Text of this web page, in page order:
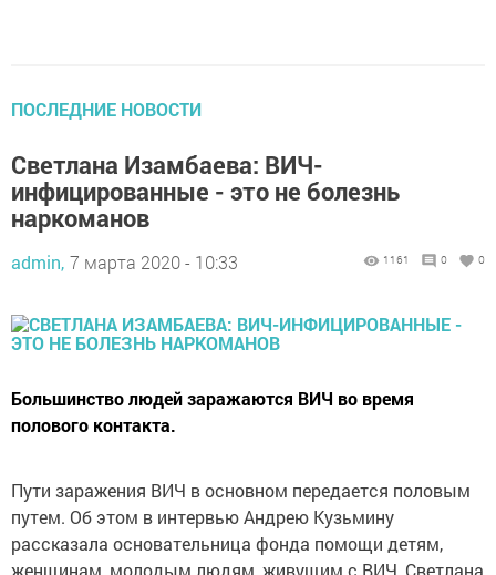
ПОСЛЕДНИЕ НОВОСТИ
Светлана Изамбаева: ВИЧ-
инфицированные - это не болезнь
наркоманов
admin, 7 марта 2020 - 10:33 1161 0 0
Большинство людей заражаются ВИЧ во время
полового контакта.
Пути заражения ВИЧ в основном передается половым
путем. Об этом в интервью Андрею Кузьмину
рассказала основательница фонда помощи детям,
женщинам, молодым людям, живущим с ВИЧ, Светлана